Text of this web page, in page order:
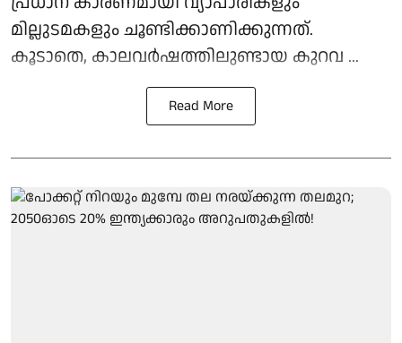
മില്ലുടമകളും ചൂണ്ടിക്കാണിക്കുന്നത്.
കൂടാതെ, കാലവര്‍ഷത്തിലുണ്ടായ കുറവ ...
Read More